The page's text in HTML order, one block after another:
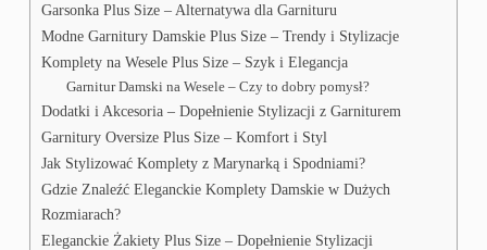
Garsonka Plus Size – Alternatywa dla Garnituru
Modne Garnitury Damskie Plus Size – Trendy i Stylizacje
Komplety na Wesele Plus Size – Szyk i Elegancja
Garnitur Damski na Wesele – Czy to dobry pomysł?
Dodatki i Akcesoria – Dopełnienie Stylizacji z Garniturem
Garnitury Oversize Plus Size – Komfort i Styl
Jak Stylizować Komplety z Marynarką i Spodniami?
Gdzie Znaleźć Eleganckie Komplety Damskie w Dużych
Rozmiarach?
Eleganckie Żakiety Plus Size – Dopełnienie Stylizacji